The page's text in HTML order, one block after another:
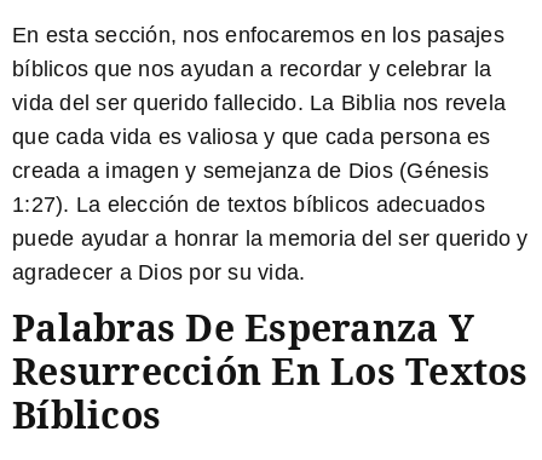
En esta sección, nos enfocaremos en los pasajes
bíblicos que nos ayudan a recordar y celebrar la
vida del ser querido fallecido. La Biblia nos revela
que cada vida es valiosa y que cada persona es
creada a imagen y semejanza de Dios (Génesis
1:27). La elección de textos bíblicos adecuados
puede ayudar a honrar la memoria del ser querido y
agradecer a Dios por su vida.
Palabras De Esperanza Y
Resurrección En Los Textos
Bíblicos